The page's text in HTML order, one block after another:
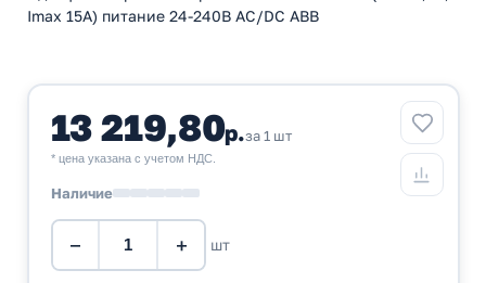
Imax 15A) питание 24-240В AC/DC ABB
13 219,80р.за 1 шт
* цена указана с учетом НДС.
Наличие
− + шт